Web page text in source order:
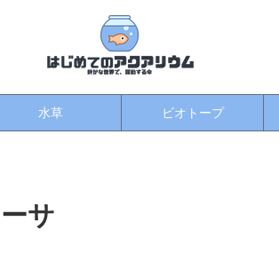
水草 ビオトープ
サ